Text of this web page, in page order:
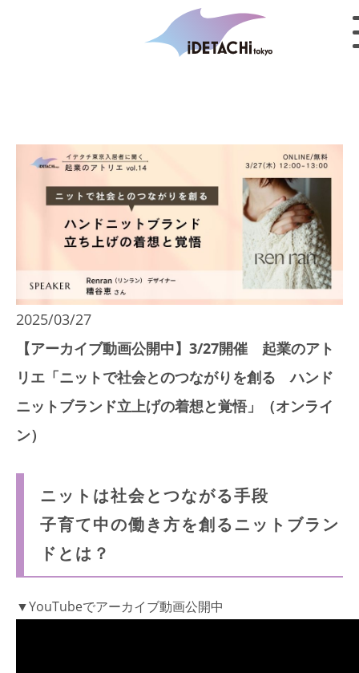
2025/03/27
【アーカイブ動画公開中】3/27開催 起業のアト
リエ「ニットで社会とのつながりを創る ハンド
ニットブランド立上げの着想と覚悟」（オンライ
ン）
ニットは社会とつながる手段
子育て中の働き方を創るニットブラン
ドとは？
▼YouTubeでアーカイブ動画公開中